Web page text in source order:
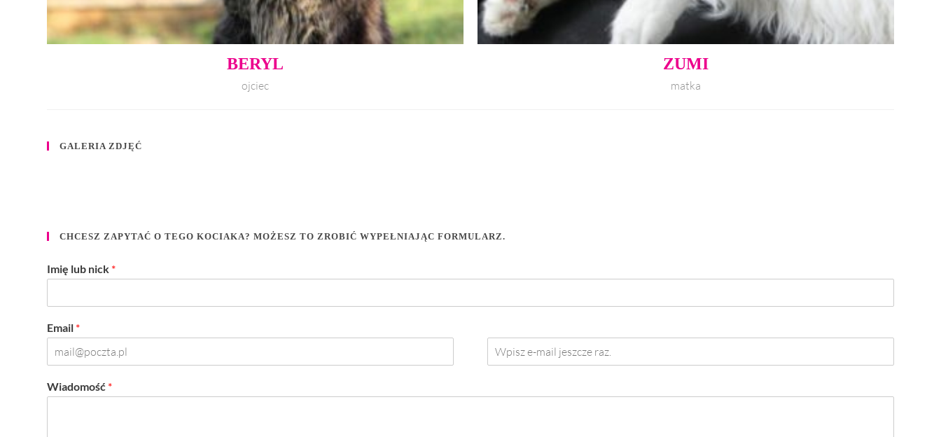
BERYL
ojciec
ZUMI
matka
GALERIA ZDJĘĆ
CHCESZ ZAPYTAĆ O TEGO KOCIAKA? MOŻESZ TO ZROBIĆ WYPEŁNIAJĄC FORMULARZ.
Imię lub nick *
Email *
Wiadomość *